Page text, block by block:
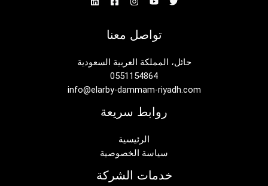
تواصل معنا
حائل، المملكة العربية السعودية
0551154864
info@elarby-dammam-riyadh.com
روابط سريعة
الرئيسية
سياسة الخصوصية
خدمات الشركة